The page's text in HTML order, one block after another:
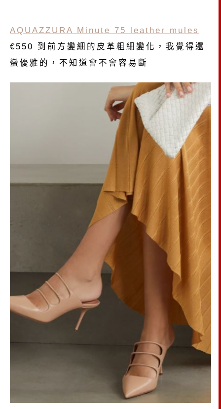
AQUAZZURA Minute 75 leather mules
€550 到前方變細的皮革粗細變化，我覺得還
蠻優雅的，不知道會不會容易斷